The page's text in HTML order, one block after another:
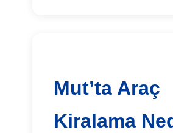
Mut’ta Araç
Kiralama